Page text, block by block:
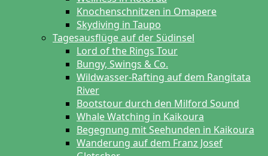
Knochenschnitzen in Omapere
Skydiving in Taupo
Tagesausflüge auf der Südinsel
Lord of the Rings Tour
Bungy, Swings & Co.
Wildwasser-Rafting auf dem Rangitata
River
Bootstour durch den Milford Sound
Whale Watching in Kaikoura
Begegnung mit Seehunden in Kaikoura
Wanderung auf dem Franz Josef